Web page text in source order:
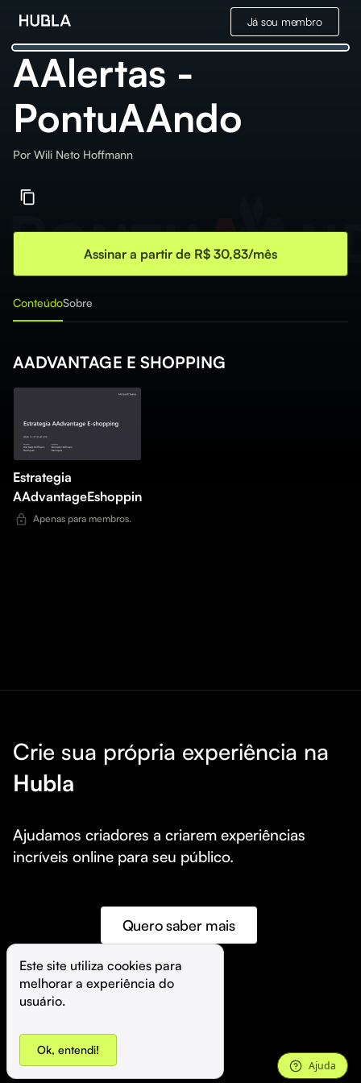
Já sou membro
AAlertas -
PontuAAndo
Por Wili Neto Hoffmann
Assinar a partir de R$ 30,83/mês
ConteúdoSobre
AADVANTAGE E SHOPPING
Estrategia
AAdvantageEshopping
Apenas para membros.
Crie sua própria experiência na
Hubla
Ajudamos criadores a criarem experiências
incríveis online para seu público.
Quero saber mais
©️ Hubla Tecnologia Ltda • 2026
Este site utiliza cookies para
melhorar a experiência do
usuário.
Ok, entendi!
Ajuda